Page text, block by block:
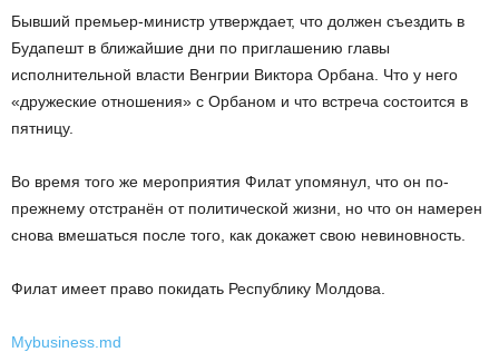
Бывший премьер-министр утверждает, что должен съездить в
Будапешт в ближайшие дни по приглашению главы
исполнительной власти Венгрии Виктора Орбана. Что у него
«дружеские отношения» с Орбаном и что встреча состоится в
пятницу.
Во время того же мероприятия Филат упомянул, что он по-
прежнему отстранён от политической жизни, но что он намерен
снова вмешаться после того, как докажет свою невиновность.
Филат имеет право покидать Республику Молдова.
Mybusiness.md